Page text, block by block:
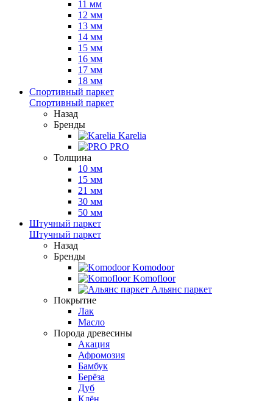
11 мм
12 мм
13 мм
14 мм
15 мм
16 мм
17 мм
18 мм
Спортивный паркет
Спортивный паркет
Назад
Бренды
Karelia
PRO
Толщина
10 мм
15 мм
21 мм
30 мм
50 мм
Штучный паркет
Штучный паркет
Назад
Бренды
Komodoor
Komofloor
Альянс паркет
Покрытие
Лак
Масло
Порода древесины
Акация
Афромозия
Бамбук
Берёза
Дуб
Клён